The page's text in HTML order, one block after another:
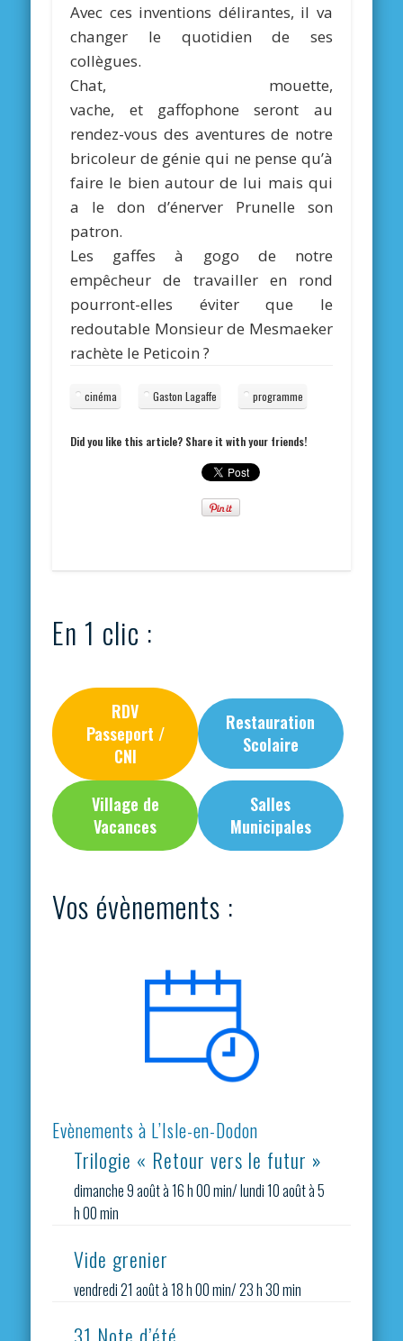
Avec ces inventions délirantes, il va
changer le quotidien de ses
collègues.
Chat, mouette,
vache, et gaffophone seront au
rendez-vous des aventures de notre
bricoleur de génie qui ne pense qu’à
faire le bien autour de lui mais qui
a le don d’énerver Prunelle son
patron.
Les gaffes à gogo de notre
empêcheur de travailler en rond
pourront-elles éviter que le
redoutable Monsieur de Mesmaeker
rachète le Peticoin ?
cinéma Gaston Lagaffe programme
Did you like this article? Share it with your friends!
En 1 clic :
RDV
Passeport /
CNI
Restauration
Scolaire
Village de
Vacances
Salles
Municipales
Vos évènements :
Evènements à L’Isle-en-Dodon
Trilogie « Retour vers le futur »
dimanche 9 août à 16 h 00 min/lundi 10 août à 5
h 00 min
Vide grenier
vendredi 21 août à 18 h 00 min/23 h 30 min